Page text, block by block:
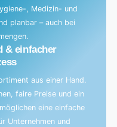
, Medizin- und
planbar – auch bei
& einfacher
aus einer Hand.
faire Preise und ein
eine einfache
Unternehmen und